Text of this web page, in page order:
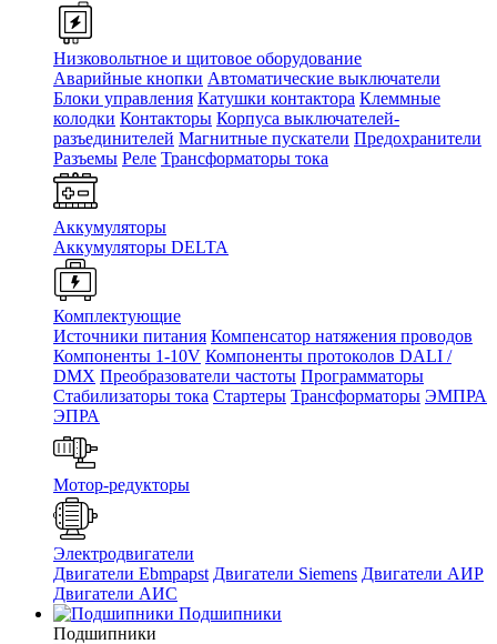
Низковольтное и щитовое оборудование
Аварийные кнопки Автоматические выключатели
Блоки управления Катушки контактора Клеммные
колодки Контакторы Корпуса выключателей-
разъединителей Магнитные пускатели Предохранители
Разъемы Реле Трансформаторы тока
Аккумуляторы
Аккумуляторы DELTA
Комплектующие
Источники питания Компенсатор натяжения проводов
Компоненты 1-10V Компоненты протоколов DALI /
DMX Преобразователи частоты Программаторы
Стабилизаторы тока Стартеры Трансформаторы ЭМПРА
ЭПРА
Мотор-редукторы
Электродвигатели
Двигатели Ebmpapst Двигатели Siemens Двигатели АИР
Двигатели АИС
Подшипники
Подшипники